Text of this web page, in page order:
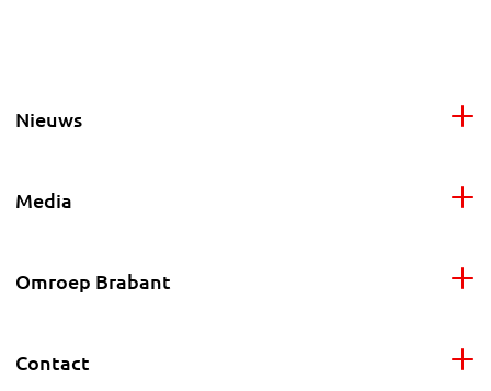
Nieuws
Media
Omroep Brabant
Contact